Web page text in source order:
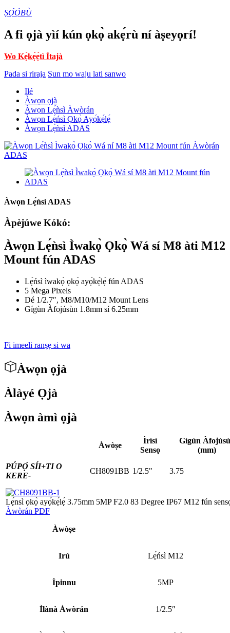
ṢỌ́Ọ̀BÙ
A fi ọjà yìí kún ọkọ̀ akẹ́rù ní àṣeyọrí!
Wo Kẹ̀kẹ́ẹ̀tì Ìtajà
Pada si riraja Sun mo waju lati sanwo
Ilé
Àwọn ọjà
Àwọn Lẹ́ǹsì Àwòrán
Àwọn Lẹ́ńsì Ọkọ̀ Ayọ́kẹ́lẹ́
Àwọn Lẹ́ǹsì ADAS
Àwọn Lẹ́ǹsì ADAS
Àpèjúwe Kókó:
Àwọn Lẹ́ǹsì Ìwakọ̀ Ọkọ̀ Wá sí M8 àti M12
Mount fún ADAS
Lẹ́ńsì ìwakọ̀ ọkọ̀ ayọ́kẹ́lẹ́ fún ADAS
5 Mega Pixels
Dé 1/2.7″, M8/M10/M12 Mount Lens
Gígùn Àfojúsùn 1.8mm sí 6.25mm
Fi imeeli ranṣẹ si wa
Àwọn ọjà
Àlàyé Ọjà
Àwọn àmì ọjà
Àwòṣe
Ìrísí
Sensọ
Gígùn
(mm)
PÚPỌ̀ SÍI+TI O
KERE-
CH8091BB 1/2.5" 3.75
Lẹ́nsì ọkọ̀ ayọ́kẹ́lẹ́ 3.75mm 5MP F2.0 83 Degree IP67 M12 fún
Àwòrán PDF
Àwòṣe
Irú Lẹ́ńsì M12
Ìpinnu 5MP
Ìlànà Àwòrán 1/2.5″